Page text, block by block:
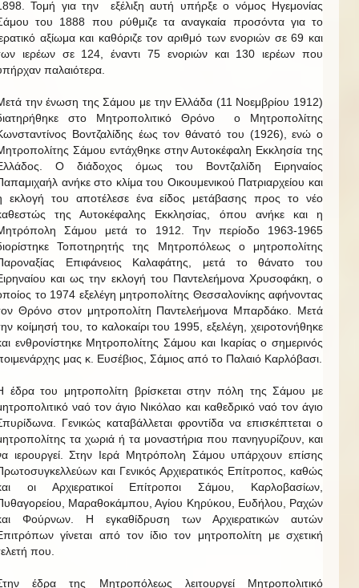
Τομή για την εξέλιξη αυτή υπήρξε ο νόμος Ηγεμονίας
του 1888 που ρύθμιζε τα αναγκαία προσόντα για το
αξίωμα και καθόριζε τον αριθμό των ενοριών σε 69 και
ιερέων σε 124, έναντι 75 ενοριών και 130 ιερέων που
παλαιότερα.
την ένωση της Σάμου με την Ελλάδα (11 Νοεμβρίου 1912)
στο Μητροπολιτικό Θρόνο ο Μητροπολίτης
Βοντζαλίδης έως τον θάνατό του (1926), ενώ ο
Σάμου εντάχθηκε στην Αυτοκέφαλη Εκκλησία της
Ο διάδοχος όμως του Βοντζαλίδη Ειρηναίος
ανήκε στο κλίμα του Οικουμενικού Πατριαρχείου και
εκλογή του αποτέλεσε ένα είδος μετάβασης προς το νέο
της Αυτοκέφαλης Εκκλησίας, όπου ανήκε και η
Σάμου μετά το 1912. Την περίοδο 1963-1965
Τοποτηρητής της Μητροπόλεως ο μητροπολίτης
Επιφάνειος Καλαφάτης, μετά το θάνατο του
και ως την εκλογή του Παντελεήμονα Χρυσοφάκη, ο
το 1974 εξελέγη μητροπολίτης Θεσσαλονίκης αφήνοντας
Θρόνο στον μητροπολίτη Παντελεήμονα Μπαρδάκο. Μετά
κοίμησή του, το καλοκαίρι του 1995, εξελέγη, χειροτονήθηκε
ενθρονίστηκε Μητροπολίτης Σάμου και Ικαρίας ο σημερινός
μας κ. Ευσέβιος, Σάμιος από το Παλαιό Καρλόβασι.
έδρα του μητροπολίτη βρίσκεται στην πόλη της Σάμου με
ναό τον άγιο Νικόλαο και καθεδρικό ναό τον άγιο
Γενικώς καταβάλλεται φροντίδα να επισκέπτεται ο
τα χωριά ή τα μοναστήρια που πανηγυρίζουν, και
ιερουργεί. Στην Ιερά Μητρόπολη Σάμου υπάρχουν επίσης
και Γενικός Αρχιερατικός Επίτροπος, καθώς
οι Αρχιερατικοί Επίτροποι Σάμου, Καρλοβασίων,
Μαραθοκάμπου, Αγίου Κηρύκου, Ευδήλου, Ραχών
Φούρνων. Η εγκαθίδρυση των Αρχιερατικών αυτών
γίνεται από τον ίδιο τον μητροπολίτη με σχετική
που.
έδρα της Μητροπόλεως λειτουργεί Μητροπολιτικό